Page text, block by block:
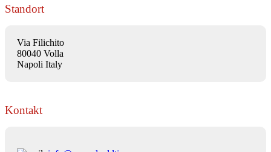
Standort
Via Filichito
80040 Volla
Napoli Italy
Kontakt